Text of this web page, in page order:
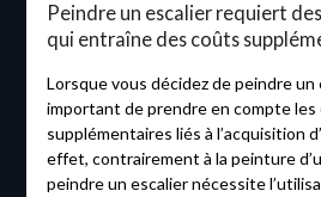
Peindre un escalier requiert
qui entraîne des coûts
Lorsque vous décidez de peindre un
important de prendre en compte les
supplémentaires liés à l’acquisition
effet, contrairement à la peinture
peindre un escalier nécessite